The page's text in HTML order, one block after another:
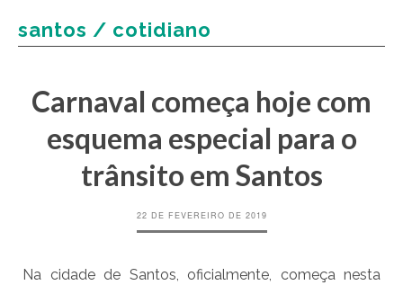
santos / cotidiano
Carnaval começa hoje com
esquema especial para o
trânsito em Santos
22 DE FEVEREIRO DE 2019
Na cidade de Santos, oficialmente, começa nesta